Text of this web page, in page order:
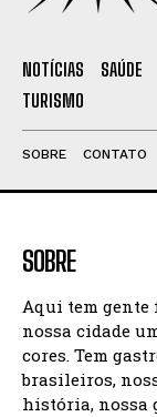
NOTÍCIAS SAÚDE
TURISMO
SOBRE CONTATO
SOBRE
Aqui tem gente
nossa cidade
cores. Tem
brasileiros,
história, nossa